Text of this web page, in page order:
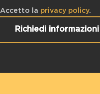
Accetto la privacy policy.